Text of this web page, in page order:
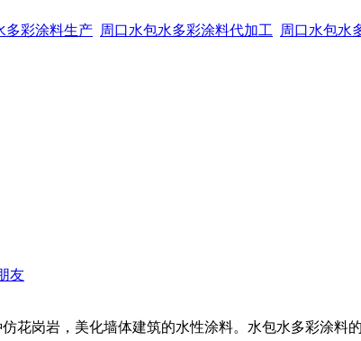
多彩涂料生产 周口水包水多彩涂料代加工 周口水包水
友
花岗岩，美化墙体建筑的水性涂料。水包水多彩涂料